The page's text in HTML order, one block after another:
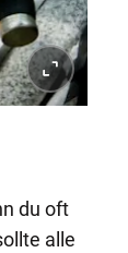
du oft
alle